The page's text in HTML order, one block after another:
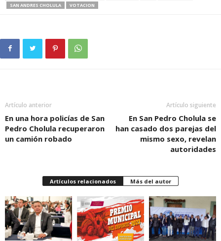
SAN ANDRES CHOLULA
VOTACION
Artículo anterior
En una hora policías de San
Pedro Cholula recuperaron
un camión robado
Artículo siguiente
En San Pedro Cholula se
han casado dos parejas del
mismo sexo, revelan
autoridades
Artículos relacionados Más del autor